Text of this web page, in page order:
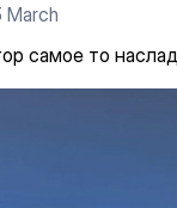
March
самое то